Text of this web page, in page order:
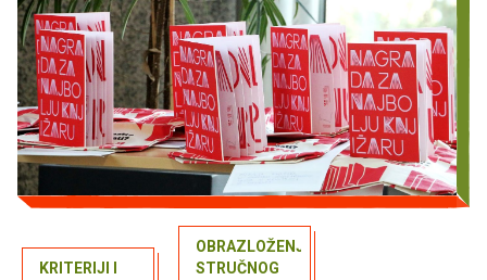
KRITERIJI I
OBRAZLOŽENJE
STRUČNOG